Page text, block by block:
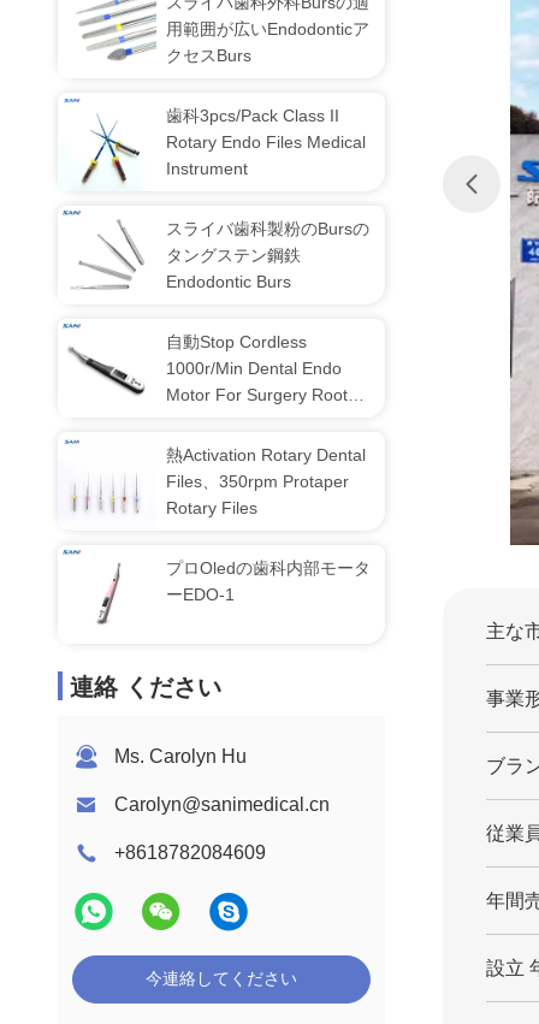
用範囲が広いEndodonticア
クセスBurs
歯科3pcs/Pack Class II
Rotary Endo Files Medical
Instrument
スライバ歯科製粉のBursの
タングステン鋼鉄
Endodontic Burs
自動Stop Cordless
1000r/Min Dental Endo
Motor For Surgery Root
熱Activation Rotary Dental
Files、350rpm Protaper
Rotary Files
プロOledの歯科内部モータ
ーEDO-1
連絡 ください
Ms. Carolyn Hu
Carolyn@sanimedical.cn
+8618782084609
今連絡してください
主な
事業
ブラ
従業
年間
設立